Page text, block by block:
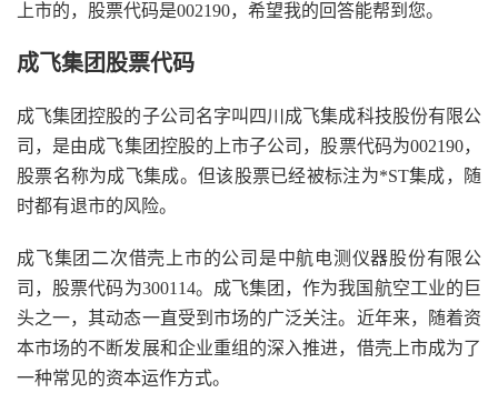
上市的，股票代码是002190，希望我的回答能帮到您。
成飞集团股票代码
成飞集团控股的子公司名字叫四川成飞集成科技股份有限公
司，是由成飞集团控股的上市子公司，股票代码为002190，
股票名称为成飞集成。但该股票已经被标注为*ST集成，随
时都有退市的风险。
成飞集团二次借壳上市的公司是中航电测仪器股份有限公
司，股票代码为300114。成飞集团，作为我国航空工业的巨
头之一，其动态一直受到市场的广泛关注。近年来，随着资
本市场的不断发展和企业重组的深入推进，借壳上市成为了
一种常见的资本运作方式。